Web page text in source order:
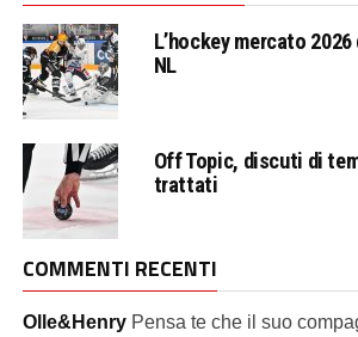
L’hockey mercato
NL
Off Topic, discuti di
trattati
COMMENTI RECENTI
Olle&Henry Pensa te che il suo